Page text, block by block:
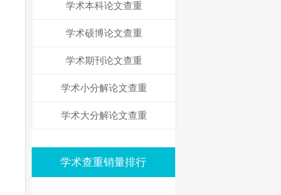
学术本科论文查重
学术硕博论文查重
学术期刊论文查重
学术小分解论文查重
学术大分解论文查重
学术查重销量排行